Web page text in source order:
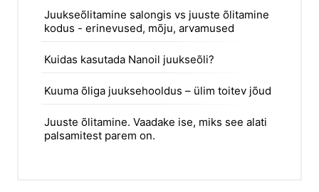
Juukseõlitamine salongis vs juuste õlitamine
kodus - erinevused, mõju, arvamused
Kuidas kasutada Nanoil juukseõli?
Kuuma õliga juuksehooldus – ülim toitev jõud
Juuste õlitamine. Vaadake ise, miks see alati
palsamitest parem on.